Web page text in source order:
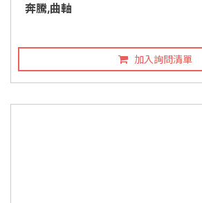
奔騰,曲軸
加入詢問清單